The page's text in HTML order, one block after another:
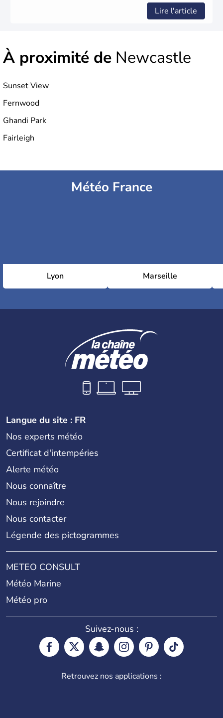
Lire l'article
À proximité de Newcastle
Sunset View
Fernwood
Ghandi Park
Fairleigh
Météo France
Lyon Marseille
Langue du site : FR
Nos experts météo
Certificat d'intempéries
Alerte météo
Nous connaître
Nous rejoindre
Nous contacter
Légende des pictogrammes
METEO CONSULT
Météo Marine
Météo pro
Suivez-nous :
Retrouvez nos applications :